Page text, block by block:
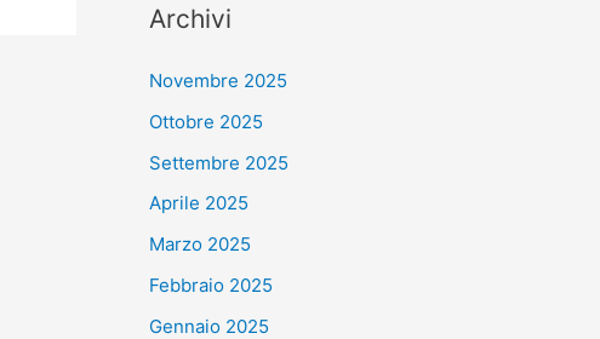
Archivi
Novembre 2025
Ottobre 2025
Settembre 2025
Aprile 2025
Marzo 2025
Febbraio 2025
Gennaio 2025